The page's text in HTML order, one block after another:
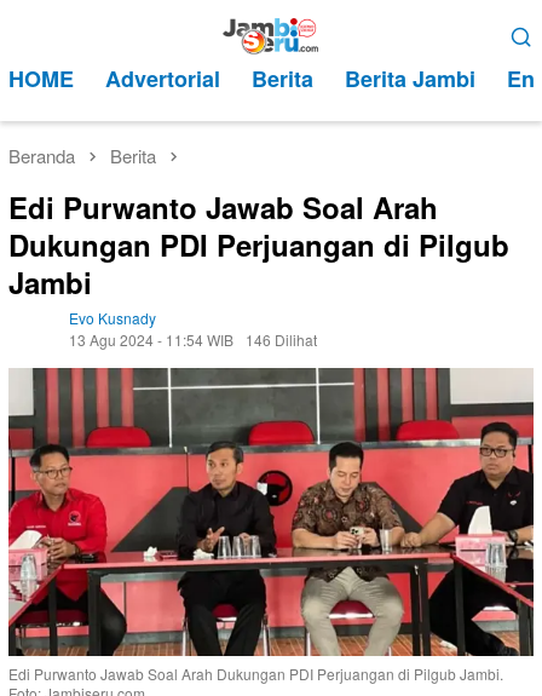
kontenMobile
HOME Advertorial Berita Berita Jambi
Beranda Berita
Edi Purwanto Jawab Soal Arah
Dukungan PDI Perjuangan di Pilgub
Jambi
Evo Kusnady
13 Agu 2024 - 11:54 WIB
146 Dilihat
Edi Purwanto Jawab Soal Arah Dukungan PDI Perjuangan di Pilgub Jambi.